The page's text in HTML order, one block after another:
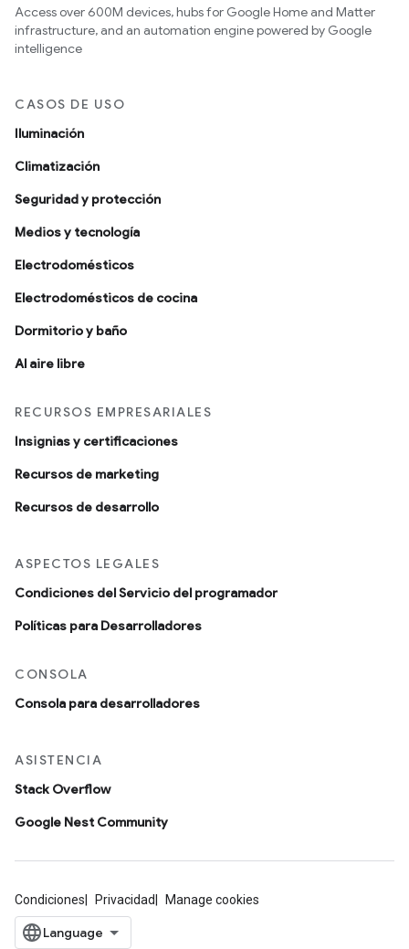
Access over 600M devices, hubs for Google Home and Matter
infrastructure, and an automation engine powered by Google
intelligence
CASOS DE USO
Iluminación
Climatización
Seguridad y protección
Medios y tecnología
Electrodomésticos
Electrodomésticos de cocina
Dormitorio y baño
Al aire libre
RECURSOS EMPRESARIALES
Insignias y certificaciones
Recursos de marketing
Recursos de desarrollo
ASPECTOS LEGALES
Condiciones del Servicio del programador
Políticas para Desarrolladores
CONSOLA
Consola para desarrolladores
ASISTENCIA
Stack Overflow
Google Nest Community
Condiciones Privacidad Manage cookies